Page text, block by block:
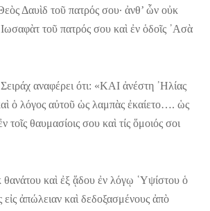
Δαυὶδ τοῦ πατρός σου· ἀνθ’ ὧν οὐκ
τοῦ πατρός σου καὶ ἐν ὁδοῖς ᾿Ασὰ
αναφέρει ότι: «ΚΑΙ ἀνέστη ᾿Ηλίας
ὁ λόγος αὐτοῦ ὡς λαμπὰς ἐκαίετο…. ὡς
τοῖς θαυμασίοις σου καὶ τίς ὅμοιός σοι
θανάτου καὶ ἐξ ᾅδου ἐν λόγῳ ῾Υψίστου ὁ
εἰς ἀπώλειαν καὶ δεδοξασμένους ἀπὸ